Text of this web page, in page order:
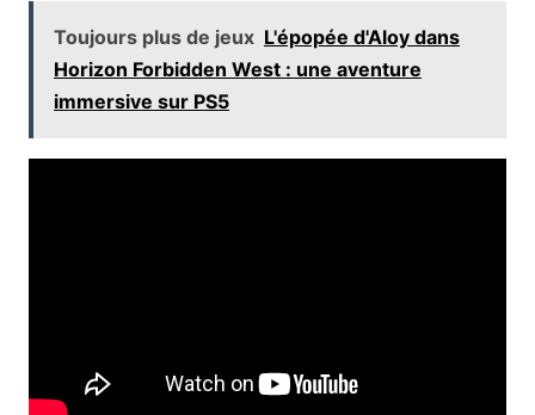
Toujours plus de jeux L'épopée d'Aloy dans
Horizon Forbidden West : une aventure
immersive sur PS5